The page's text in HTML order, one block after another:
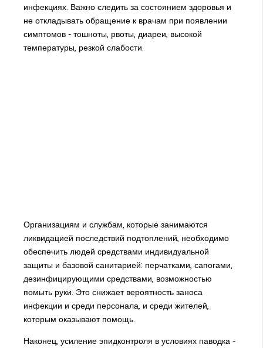
инфекциях. Важно следить за состоянием здоровья и
не откладывать обращение к врачам при появлении
симптомов - тошноты, рвоты, диареи, высокой
температуры, резкой слабости.
Организациям и службам, которые занимаются
ликвидацией последствий подтоплений, необходимо
обеспечить людей средствами индивидуальной
защиты и базовой санитарией: перчатками, сапогами,
дезинфицирующими средствами, возможностью
помыть руки. Это снижает вероятность заноса
инфекции и среди персонала, и среди жителей,
которым оказывают помощь.
Наконец, усиление эпидконтроля в условиях паводка -